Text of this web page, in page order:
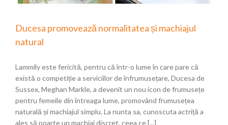
Ducesa promovează normalitatea și machiajul
natural
Lammily este fericită, pentru că într-o lume în care pare că
există o competiție a serviciilor de înfrumusețare, Ducesa de
Sussex, Meghan Markle, a devenit un nou icon de frumusețe
pentru femeile din întreaga lume, promovând frumusețea
naturală și machiajul simplu. La nunta sa, cunoscuta actriță a
ales să poarte un machiaj discret, ceea ce [...]